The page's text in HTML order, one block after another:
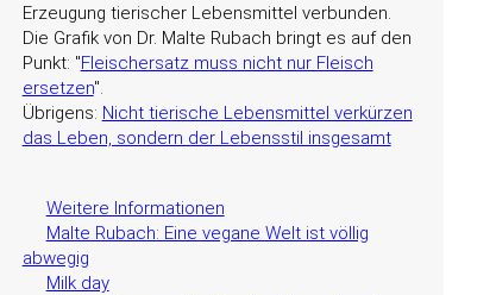
Erzeugung tierischer Lebensmittel verbunden.
Die Grafik von Dr. Malte Rubach bringt es auf den
Punkt:
Fleischersatz muss nicht nur Fleisch
ersetzen .
Übrigens: Nicht tierische Lebensmittel verkürzen
das Leben, sondern der Lebensstil insgesamt
Weitere Informationen
Malte Rubach: Eine vegane Welt ist völlig
abwegig
Milk day